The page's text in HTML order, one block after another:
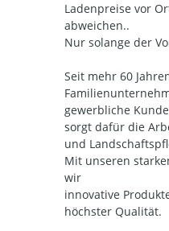
Ladenpreise vor
abweichen..
Nur solange der
Seit mehr 60
gewerbliche
sorgt dafür die
und
Mit unseren
wir
innovative
höchster Qualität.